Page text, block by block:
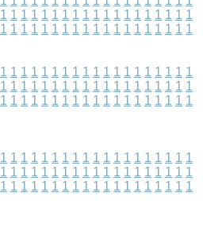
1 1 1 1 1 1 1 1 1 1 1 1 1 1 1 1 1 1 1
1 1 1 1 1 1 1 1 1 1 1 1 1 1 1 1 1 1 1
1 1 1 1 1 1 1 1 1 1 1 1 1 1 1 1 1 1 1
1 1 1 1 1 1 1 1 1 1 1 1 1 1 1 1 1 1 1
1 1 1 1 1 1 1 1 1 1 1 1 1 1 1 1 1 1 1
1 1 1 1 1 1 1 1 1 1 1 1 1 1 1 1 1 1 1
1 1 1 1 1 1 1 1 1 1 1 1 1 1 1 1 1 1 1
1 1 1 1 1 1 1 1 1 1 1 1 1 1 1 1 1 1 1